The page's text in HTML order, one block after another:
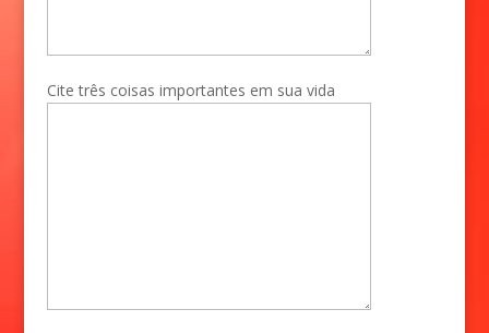
Cite três coisas importantes em sua vida